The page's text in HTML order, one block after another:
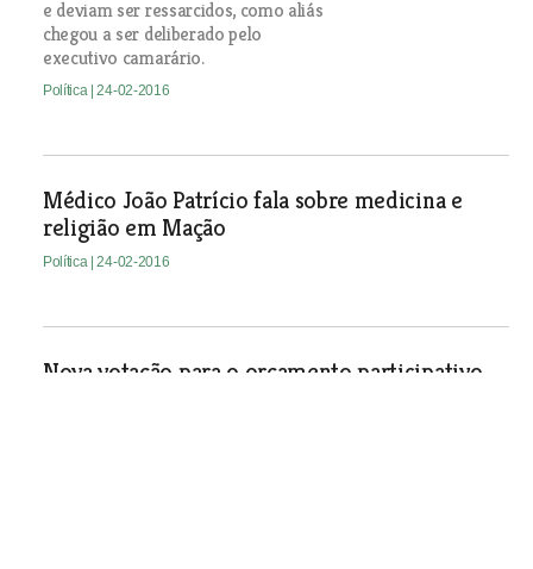
e deviam ser ressarcidos, como aliás
chegou a ser deliberado pelo
executivo camarário.
Política | 24-02-2016
Médico João Patrício fala sobre medicina e
religião em Mação
Política | 24-02-2016
Nova votação para o orçamento participativo